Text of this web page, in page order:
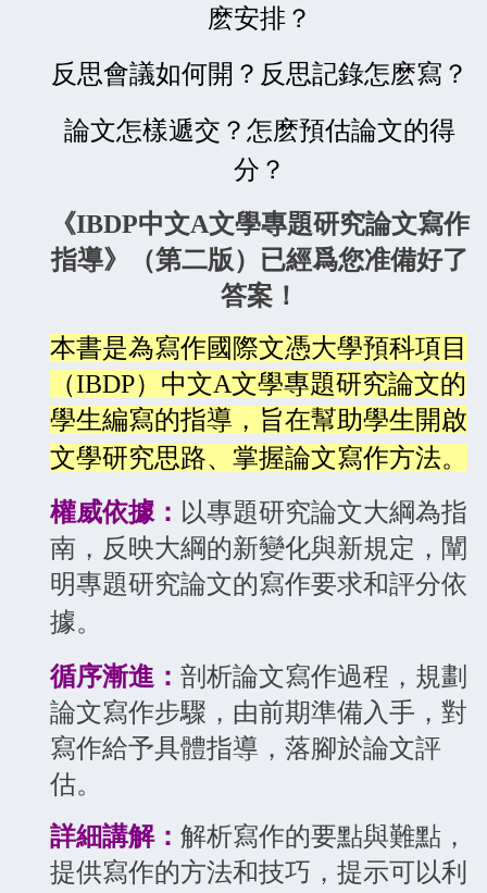
麽安排？
反思會議如何開？ 反思記錄怎麽寫？
論文怎樣遞交？ 怎麽預估論文的得
分？
《IBDP中文A文學專題研究論文寫作
指導》（第二版）已經爲您准備好了
答案！
本書是為寫作國際文憑大學預科項目
（IBDP）中文A文學專題研究論文的
學生編寫的指導，旨在幫助學生開啟
文學研究思路、掌握論文寫作方法。
權威依據： 以專題研究論文大綱為指
南，反映大綱的新變化與新規定，闡
明專題研究論文的寫作要求和評分依
據。
循序漸進： 剖析論文寫作過程，規劃
論文寫作步驟，由前期準備入手，對
寫作給予具體指導，落腳於論文評
估。
詳細講解： 解析寫作的要點與難點，
提供寫作的方法和技巧，提示可以利